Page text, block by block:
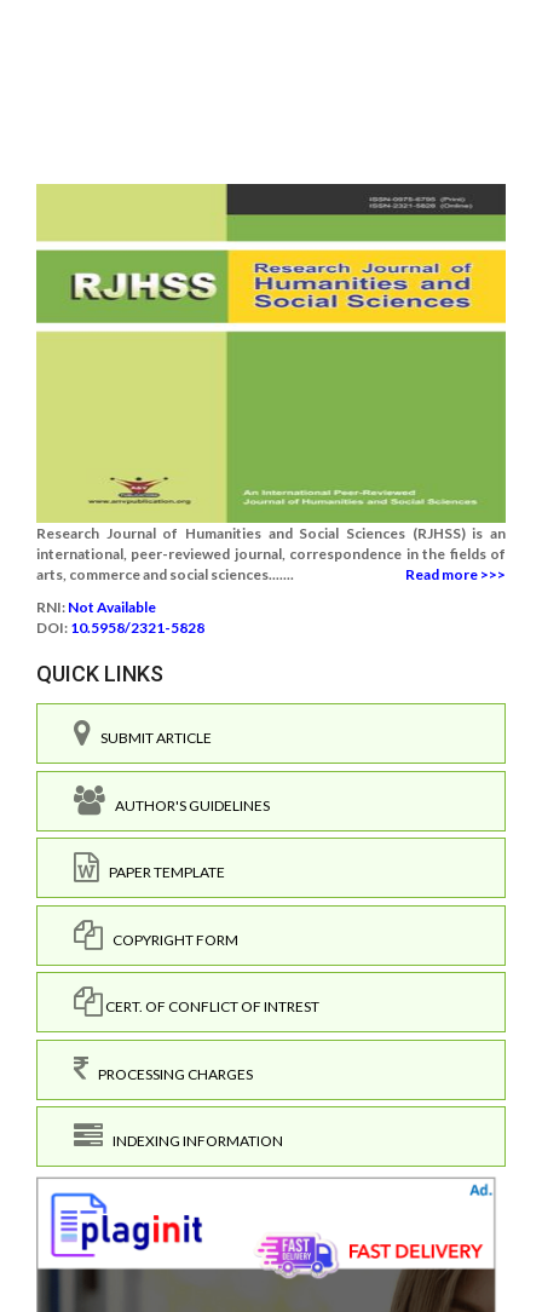
Research Journal of Humanities and Social Sciences (RJHSS) is an
international, peer-reviewed journal, correspondence in the fields of
arts, commerce and social sciences.......
Read more >>>
RNI: Not Available
DOI: 10.5958/2321-5828
QUICK LINKS
SUBMIT ARTICLE
AUTHOR'S GUIDELINES
PAPER TEMPLATE
COPYRIGHT FORM
CERT. OF CONFLICT OF INTREST
PROCESSING CHARGES
INDEXING INFORMATION